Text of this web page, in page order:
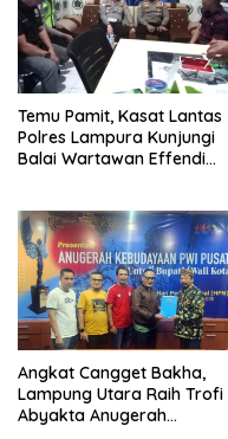
Temu Pamit, Kasat Lantas
Polres Lampura Kunjungi
Balai Wartawan Effendi
Angkat Cangget Bakha,
Lampung Utara Raih Trofi
Abyakta Anugerah